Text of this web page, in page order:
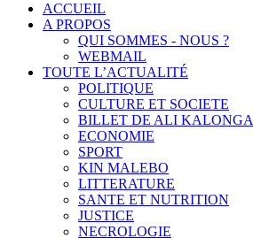
ACCUEIL
A PROPOS
QUI SOMMES - NOUS ?
WEBMAIL
TOUTE L’ACTUALITÉ
POLITIQUE
CULTURE ET SOCIETE
BILLET DE ALI KALONGA
ECONOMIE
SPORT
KIN MALEBO
LITTERATURE
SANTE ET NUTRITION
JUSTICE
NECROLOGIE